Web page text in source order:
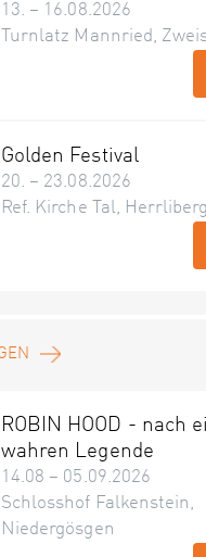
13. – 16.08.2026
Turnlatz Mannried,
Golden Festival
20. – 23.08.2026
Ref. Kirche Tal, Herrliberg
ROBIN HOOD - nach
wahren Legende
14.08 – 05.09.2026
Schlosshof Falkenstein,
Niedergösgen